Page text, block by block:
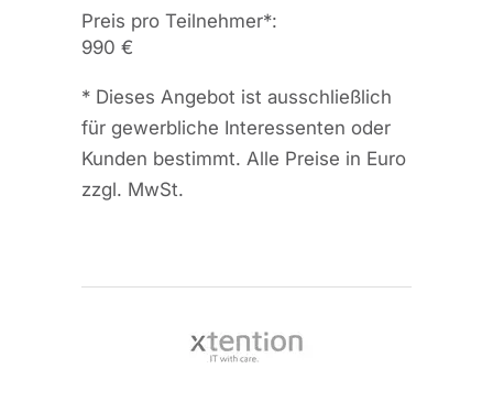
Preis pro Teilnehmer*:
990 €
* Dieses Angebot ist ausschließlich
für gewerbliche Interessenten oder
Kunden bestimmt. Alle Preise in Euro
zzgl. MwSt.